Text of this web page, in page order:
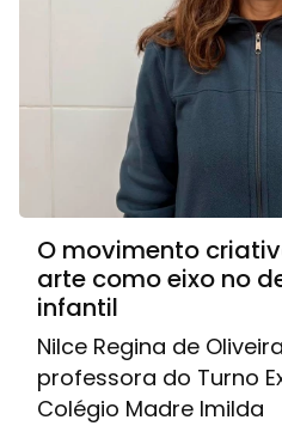
O movimento
arte como eixo no
infantil
Nilce Regina de
professora do Turno
Colégio Madre Imilda